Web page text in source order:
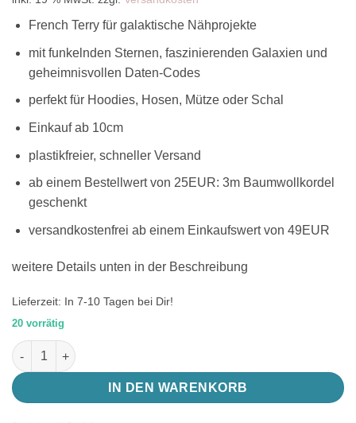
French Terry für galaktische Nähprojekte
mit funkelnden Sternen, faszinierenden Galaxien und
geheimnisvollen Daten-Codes
perfekt für Hoodies, Hosen, Mütze oder Schal
Einkauf ab 10cm
plastikfreier, schneller Versand
ab einem Bestellwert von 25EUR: 3m Baumwollkordel
geschenkt
versandkostenfrei ab einem Einkaufswert von 49EUR
weitere Details unten in der Beschreibung
Lieferzeit: In 7-10 Tagen bei Dir!
20 vorrätig
French Terry Stoff Galaxie Menge
IN DEN WARENKORB